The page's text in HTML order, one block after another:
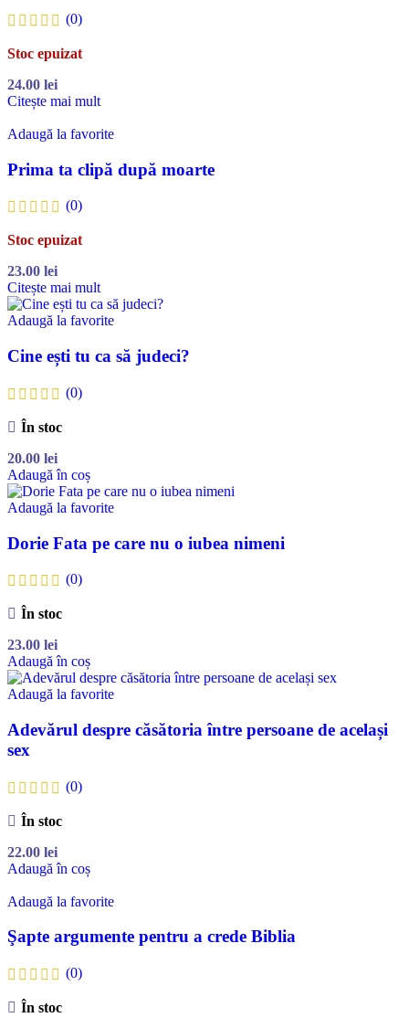
(0)
Stoc epuizat
24.00 lei
Citește mai mult
Adaugă la favorite
Prima ta clipă după moarte
(0)
Stoc epuizat
23.00 lei
Citește mai mult
Adaugă la favorite
Cine ești tu ca să judeci?
(0)
În stoc
20.00 lei
Adaugă în coș
Adaugă la favorite
Dorie Fata pe care nu o iubea nimeni
(0)
În stoc
23.00 lei
Adaugă în coș
Adaugă la favorite
Adevărul despre căsătoria între persoane de același
sex
(0)
În stoc
22.00 lei
Adaugă în coș
Adaugă la favorite
Şapte argumente pentru a crede Biblia
(0)
În stoc